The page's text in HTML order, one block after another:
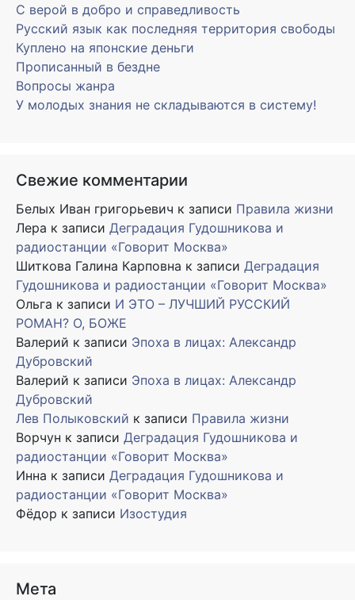
С верой в добро и справедливость
Русский язык как последняя территория свободы
Куплено на японские деньги
Прописанный в бездне
Вопросы жанра
У молодых знания не складываются в систему!
Свежие комментарии
Белых Иван григорьевич к записи Правила жизни
Лера к записи Деградация Гудошникова и
радиостанции «Говорит Москва»
Шиткова Галина Карповна к записи Деградация
Гудошникова и радиостанции «Говорит Москва»
Ольга к записи И ЭТО – ЛУЧШИЙ РУССКИЙ
РОМАН? О, БОЖЕ
Валерий к записи Эпоха в лицах: Александр
Дубровский
Валерий к записи Эпоха в лицах: Александр
Дубровский
Лев Полыковский к записи Правила жизни
Ворчун к записи Деградация Гудошникова и
радиостанции «Говорит Москва»
Инна к записи Деградация Гудошникова и
радиостанции «Говорит Москва»
Фёдор к записи Изостудия
Мета